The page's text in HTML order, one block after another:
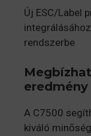
Új ESC/Label
rendszerbe
eredmény
A C7500
kiváló